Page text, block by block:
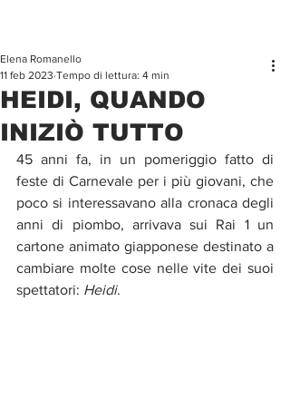
HEIDI, QUANDO
INIZIÒ TUTTO
Elena Romanello
11 feb 2023 Tempo di lettura: 4 min
45 anni fa, in un pomeriggio fatto di
feste di Carnevale per i più giovani, che
poco si interessavano alla cronaca degli
anni di piombo, arrivava sui Rai 1 un
cartone animato giapponese destinato a
cambiare molte cose nelle vite dei suoi
spettatori: Heidi.